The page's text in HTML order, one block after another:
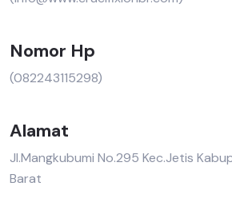
Nomor Hp
(082243115298)
Alamat
Jl.Mangkubumi No.295 Kec.Jetis
Barat